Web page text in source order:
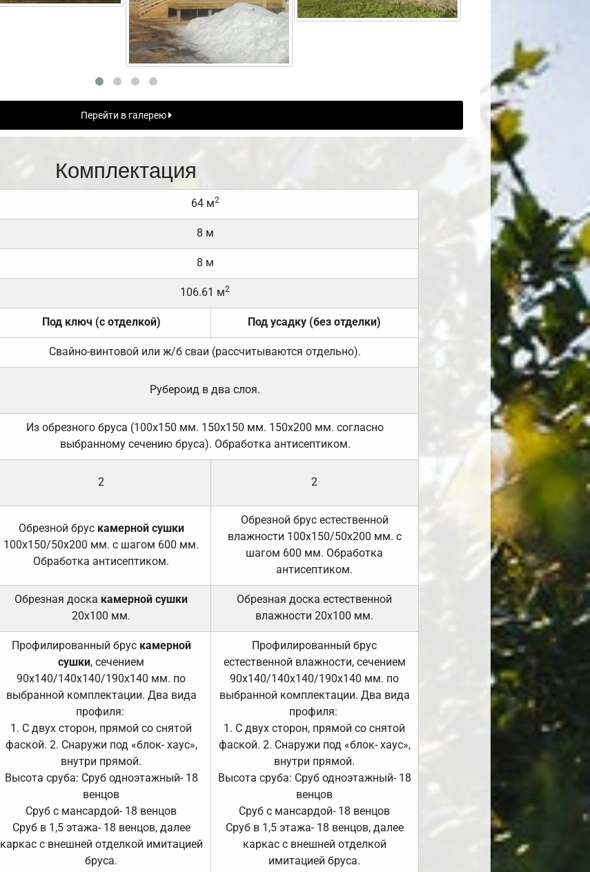
Перейти в галерею
Комплектация
64 м2
8 м
8 м
106.61 м2
Под ключ (с отделкой) Под усадку (без отделки)
Свайно-винтовой или ж/б сваи (рассчитываются отдельно).
Рубероид в два слоя.
Из обрезного бруса (100х150 мм. 150х150 мм. 150х200 мм. согласно
выбранному сечению бруса). Обработка антисептиком.
2 2
Обрезной брус камерной сушки
100х150/50х200 мм. с шагом 600 мм.
Обработка антисептиком.
Обрезной брус естественной
влажности 100х150/50х200 мм. с
шагом 600 мм. Обработка
антисептиком.
Обрезная доска камерной сушки
20х100 мм.
Обрезная доска естественной
влажности 20х100 мм.
Профилированный брус камерной
сушки, сечением
90х140/140х140/190х140 мм. по
выбранной комплектации. Два вида
профиля:
1. С двух сторон, прямой со снятой
фаской. 2. Снаружи под «блок- хаус»,
внутри прямой.
Высота сруба: Сруб одноэтажный- 18
венцов
Сруб с мансардой- 18 венцов
Сруб в 1,5 этажа- 18 венцов, далее
каркас с внешней отделкой имитацией
бруса.
Профилированный брус
естественной влажности, сечением
90х140/140х140/190х140 мм. по
выбранной комплектации. Два вида
профиля:
1. С двух сторон, прямой со снятой
фаской. 2. Снаружи под «блок- хаус»,
внутри прямой.
Высота сруба: Сруб одноэтажный- 18
венцов
Сруб с мансардой- 18 венцов
Сруб в 1,5 этажа- 18 венцов, далее
каркас с внешней отделкой
имитацией бруса.